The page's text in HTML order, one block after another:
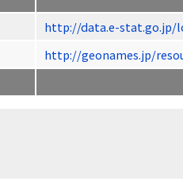
http://data.e-stat.go.jp/
http://geonames.jp/